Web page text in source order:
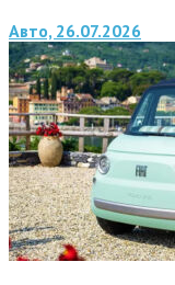
Авто, 26.07.2026